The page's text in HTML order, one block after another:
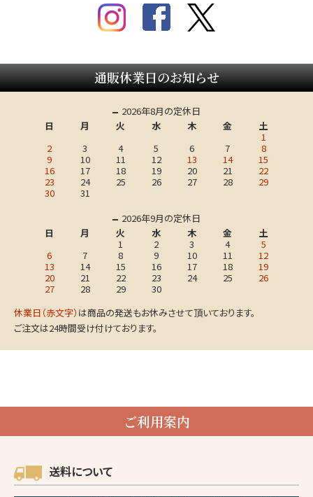
通販休業日のお知らせ
2026年8月の定休日
日
月 火 水 木 金
土
1
2
3 4 5 6 7
8
9
10 11 12 13 14
15
16
17 18 19 20 21
22
23
24 25 26 27 28
29
30
31
2026年9月の定休日
日
月 火 水 木 金
土
1
2 3 4
5
6
7 8 9 10 11
12
13
14 15 16 17 18
19
20
21 22 23 24 25
26
27
28 29
30
休業日（赤文字） は商品の発送もお休みさせて頂いております。
ご注文は24時間受け付けております。
ご利用案内
送料について